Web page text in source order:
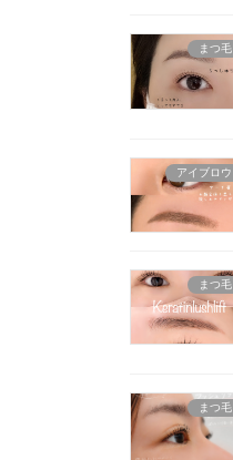
まつ毛
アイブロウ
まつ毛
まつ毛